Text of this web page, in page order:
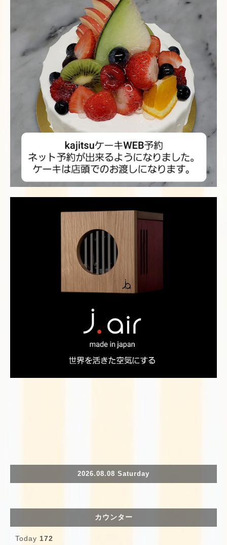
2026.08.08 Saturday
カウンター
Today 172